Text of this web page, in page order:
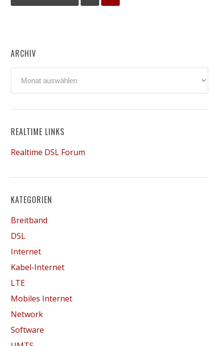
ARCHIV
REALTIME LINKS
Realtime DSL Forum
KATEGORIEN
Breitband
DSL
Internet
Kabel-Internet
LTE
Mobiles Internet
Network
Software